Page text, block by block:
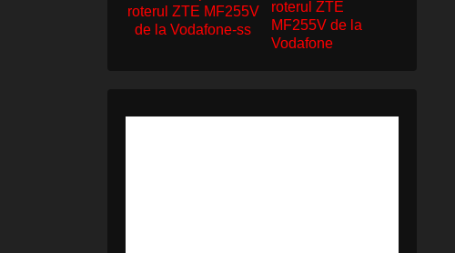
roterul ZTE
MF255V de la
Vodafone